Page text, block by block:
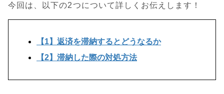
今回は、以下の2つについて詳しくお伝えします！
【1】返済を滞納するとどうなるか
【2】滞納した際の対処方法